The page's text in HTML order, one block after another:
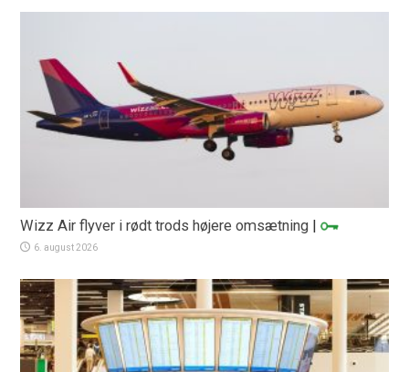
Wizz Air flyver i rødt trods højere omsætning |
6. august 2026